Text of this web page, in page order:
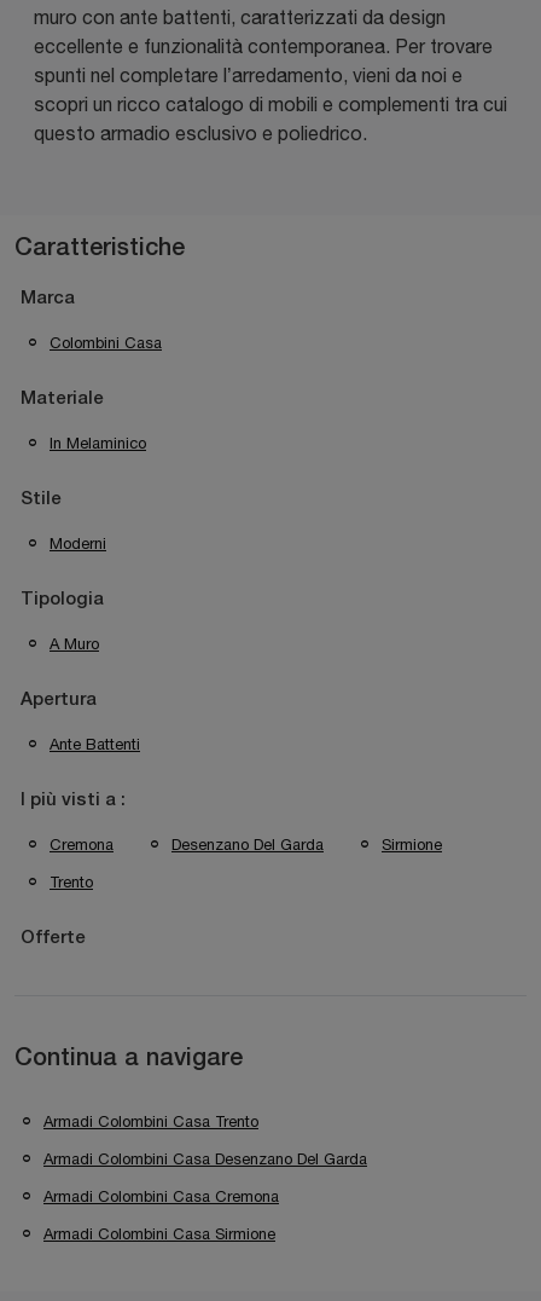
muro con ante battenti, caratterizzati da design
eccellente e funzionalità contemporanea. Per trovare
spunti nel completare l’arredamento, vieni da noi e
scopri un ricco catalogo di mobili e complementi tra cui
questo armadio esclusivo e poliedrico.
Caratteristiche
Marca
Colombini Casa
Materiale
In Melaminico
Stile
Moderni
Tipologia
A Muro
Apertura
Ante Battenti
I più visti a :
Cremona Desenzano Del Garda Sirmione
Trento
Offerte
Continua a navigare
Armadi Colombini Casa Trento
Armadi Colombini Casa Desenzano Del Garda
Armadi Colombini Casa Cremona
Armadi Colombini Casa Sirmione